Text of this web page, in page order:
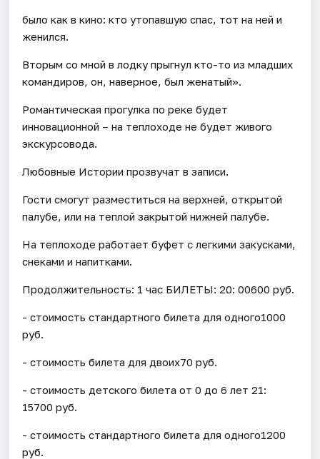
было как в кино: кто утопавшую спас, тот на ней и
женился.
Вторым со мной в лодку прыгнул кто-то из младших
командиров, он, наверное, был женатый».
Романтическая прогулка по реке будет
инновационной – на теплоходе не будет живого
экскурсовода.
Любовные Истории прозвучат в записи.
Гости смогут разместиться на верхней, открытой
палубе, или на теплой закрытой нижней палубе.
На теплоходе работает буфет с легкими закусками,
снеками и напитками.
Продолжительность: 1 час БИЛЕТЫ: 20: 00600 руб.
- стоимость стандартного билета для одного1000
руб.
- стоимость билета для двоих70 руб.
- стоимость детского билета от 0 до 6 лет 21:
15700 руб.
- стоимость стандартного билета для одного1200
руб.